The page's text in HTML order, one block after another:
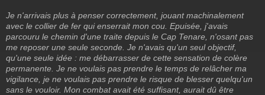
Je n'arrivais plus à penser correctement, jouant machinalement
avec le collier de fer qui enserrait mon cou. Epuisée, j'avais
parcouru le chemin d'une traite depuis le Cap Tenare, n'osant pas
me reposer une seule seconde. Je n'avais qu'un seul objectif,
qu'une seule idée : me débarrasser de cette sensation de colère
permanente. Je ne voulais pas prendre le temps de relâcher ma
vigilance, je ne voulais pas prendre le risque de blesser quelqu'un
sans le vouloir. Mon combat avait été suffisant, aurait dû être